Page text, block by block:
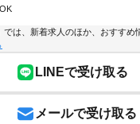
では、新着求人のほか、おすすめ
LINEで受け取る
メールで受け取る